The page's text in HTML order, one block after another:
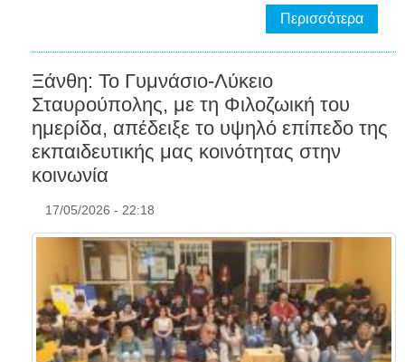
Περισσότερα
Ξάνθη: Το Γυμνάσιο-Λύκειο
Σταυρούπολης, με τη Φιλοζωική του
ημερίδα, απέδειξε το υψηλό επίπεδο της
εκπαιδευτικής μας κοινότητας στην
κοινωνία
17/05/2026 - 22:18